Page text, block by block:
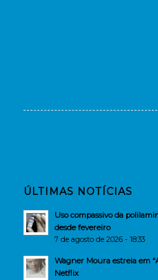
ÚLTIMAS NOTÍCIAS
Uso compassivo da
desde fevereiro
7 de agosto de 2026 - 18:33
Wagner Moura estreia em
Netflix